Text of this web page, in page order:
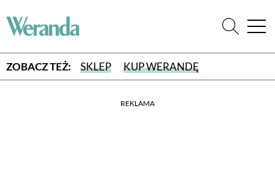
ZOBACZ TEŻ: SKLEP KUP WERANDĘ
REKLAMA